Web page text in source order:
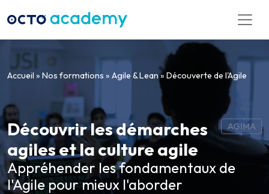
Accueil » Nos formations » Agile & Lean» Découverte de l'Agile
AGIMA
Découvrir les démarches
agiles et la culture agile
Appréhender les fondamentaux de
l'Agile pour mieux l'aborder